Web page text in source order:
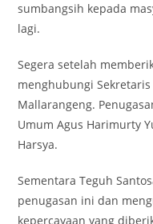
sumbangsih kepada
lagi.
Segera setelah
menghubungi
Mallarangeng.
Umum Agus Harimurty
Harsya.
Sementara Teguh
penugasan ini dan
kepercayaan yang